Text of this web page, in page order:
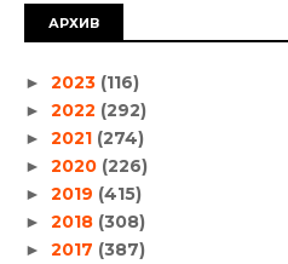
АРХИВ
► 2023 (116)
► 2022 (292)
► 2021 (274)
► 2020 (226)
► 2019 (415)
► 2018 (308)
► 2017 (387)